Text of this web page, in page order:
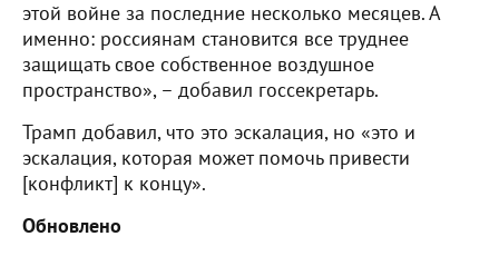
этой войне за последние несколько месяцев. А
именно: россиянам становится все труднее
защищать свое собственное воздушное
пространство», – добавил госсекретарь.
Трамп добавил, что это эскалация, но «это и
эскалация, которая может помочь привести
[конфликт] к концу».
Обновлено